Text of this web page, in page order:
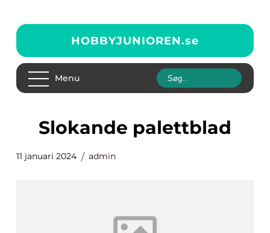
HOBBYJUNIOREN.se
Menu
slokande palettblad
11 januari 2024 admin